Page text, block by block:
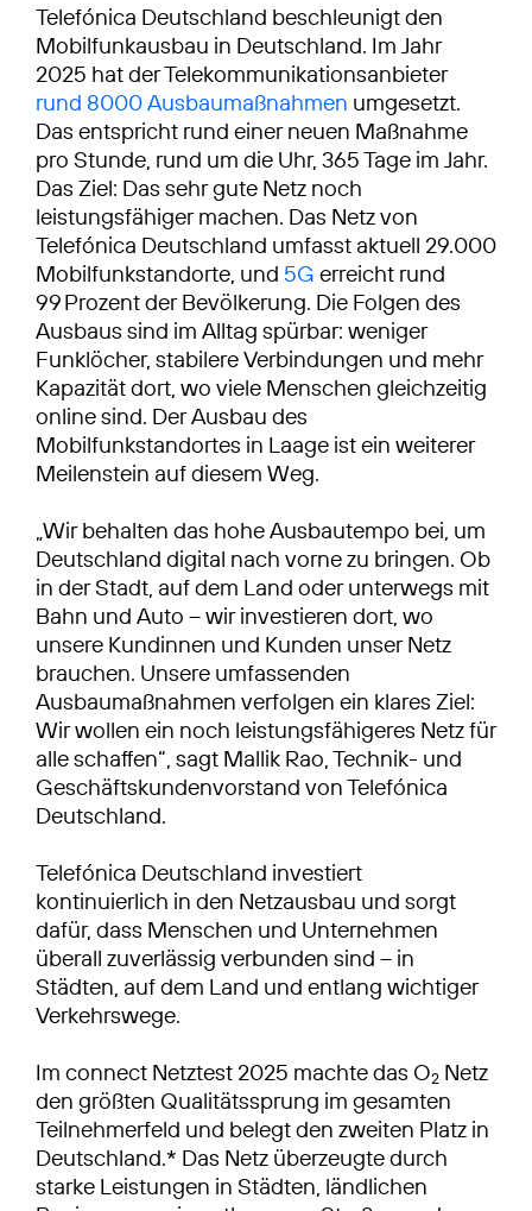
Telefónica Deutschland beschleunigt den
Mobilfunkausbau in Deutschland. Im Jahr
2025 hat der Telekommunikationsanbieter
rund 8000 Ausbaumaßnahmen umgesetzt.
Das entspricht rund einer neuen Maßnahme
pro Stunde, rund um die Uhr, 365 Tage im Jahr.
Das Ziel: Das sehr gute Netz noch
leistungsfähiger machen. Das Netz von
Telefónica Deutschland umfasst aktuell 29.000
Mobilfunkstandorte, und 5G erreicht rund
99 Prozent der Bevölkerung. Die Folgen des
Ausbaus sind im Alltag spürbar: weniger
Funklöcher, stabilere Verbindungen und mehr
Kapazität dort, wo viele Menschen gleichzeitig
online sind. Der Ausbau des
Mobilfunkstandortes in Laage ist ein weiterer
Meilenstein auf diesem Weg.
„Wir behalten das hohe Ausbautempo bei, um
Deutschland digital nach vorne zu bringen. Ob
in der Stadt, auf dem Land oder unterwegs mit
Bahn und Auto – wir investieren dort, wo
unsere Kundinnen und Kunden unser Netz
brauchen. Unsere umfassenden
Ausbaumaßnahmen verfolgen ein klares Ziel:
Wir wollen ein noch leistungsfähigeres Netz für
alle schaffen“, sagt Mallik Rao, Technik- und
Geschäftskundenvorstand von Telefónica
Deutschland.
Telefónica Deutschland investiert
kontinuierlich in den Netzausbau und sorgt
dafür, dass Menschen und Unternehmen
überall zuverlässig verbunden sind – in
Städten, auf dem Land und entlang wichtiger
Verkehrswege.
Im connect Netztest 2025 machte das O2 Netz
den größten Qualitätssprung im gesamten
Teilnehmerfeld und belegt den zweiten Platz in
Deutschland.* Das Netz überzeugte durch
starke Leistungen in Städten, ländlichen